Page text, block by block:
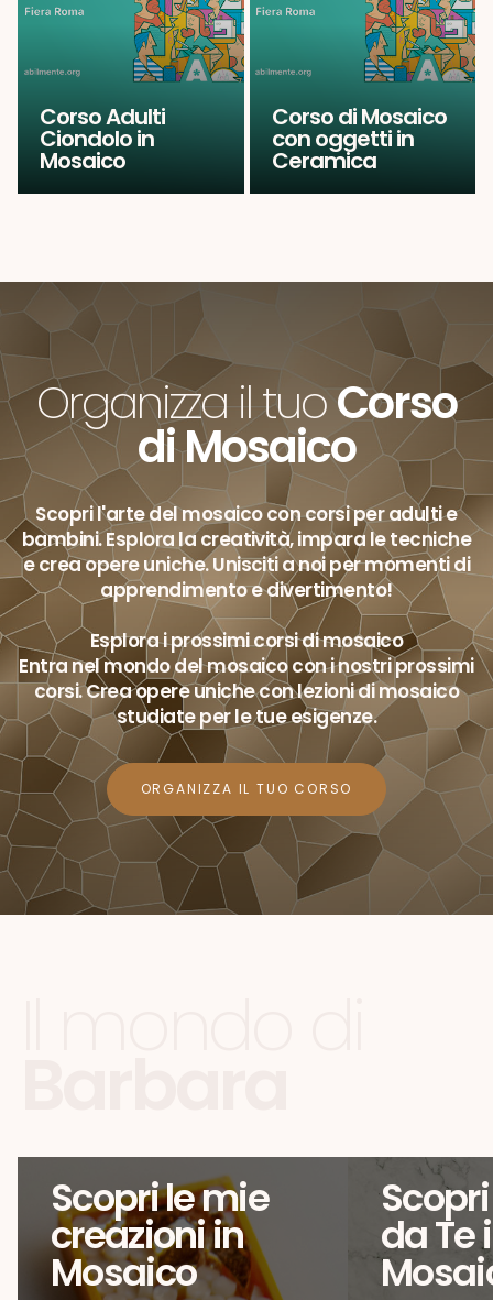
Corso Adulti
Ciondolo in
Mosaico
Corso di Mosaico
con oggetti in
Ceramica
Organizza il tuoCorso
di Mosaico
Scopri l'arte del mosaico con corsi per adulti e
bambini. Esplora la creatività, impara le tecniche
e crea opere uniche. Unisciti a noi per momenti di
apprendimento e divertimento!
Esplora i prossimi corsi di mosaico
Entra nel mondo del mosaico con i nostri prossimi
corsi. Crea opere uniche con lezioni di mosaico
studiate per le tue esigenze.
ORGANIZZA IL TUO CORSO
Scopri le mie
creazioni in
Mosaico
da Te